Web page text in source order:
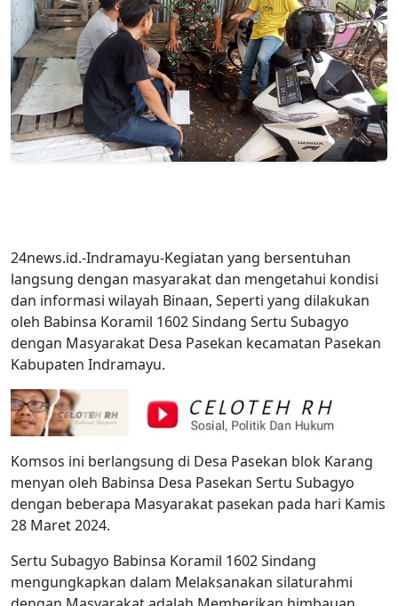
24news.id.-Indramayu-Kegiatan yang bersentuhan
langsung dengan masyarakat dan mengetahui kondisi
dan informasi wilayah Binaan, Seperti yang dilakukan
oleh Babinsa Koramil 1602 Sindang Sertu Subagyo
dengan Masyarakat Desa Pasekan kecamatan Pasekan
Kabupaten Indramayu.
Komsos ini berlangsung di Desa Pasekan blok Karang
menyan oleh Babinsa Desa Pasekan Sertu Subagyo
dengan beberapa Masyarakat pasekan pada hari Kamis
28 Maret 2024.
Sertu Subagyo Babinsa Koramil 1602 Sindang
mengungkapkan dalam Melaksanakan silaturahmi